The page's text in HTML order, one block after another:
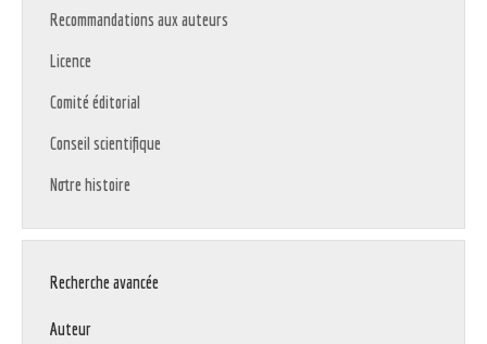
Recommandations aux auteurs
Licence
Comité éditorial
Conseil scientifique
Notre histoire
Recherche avancée
Auteur